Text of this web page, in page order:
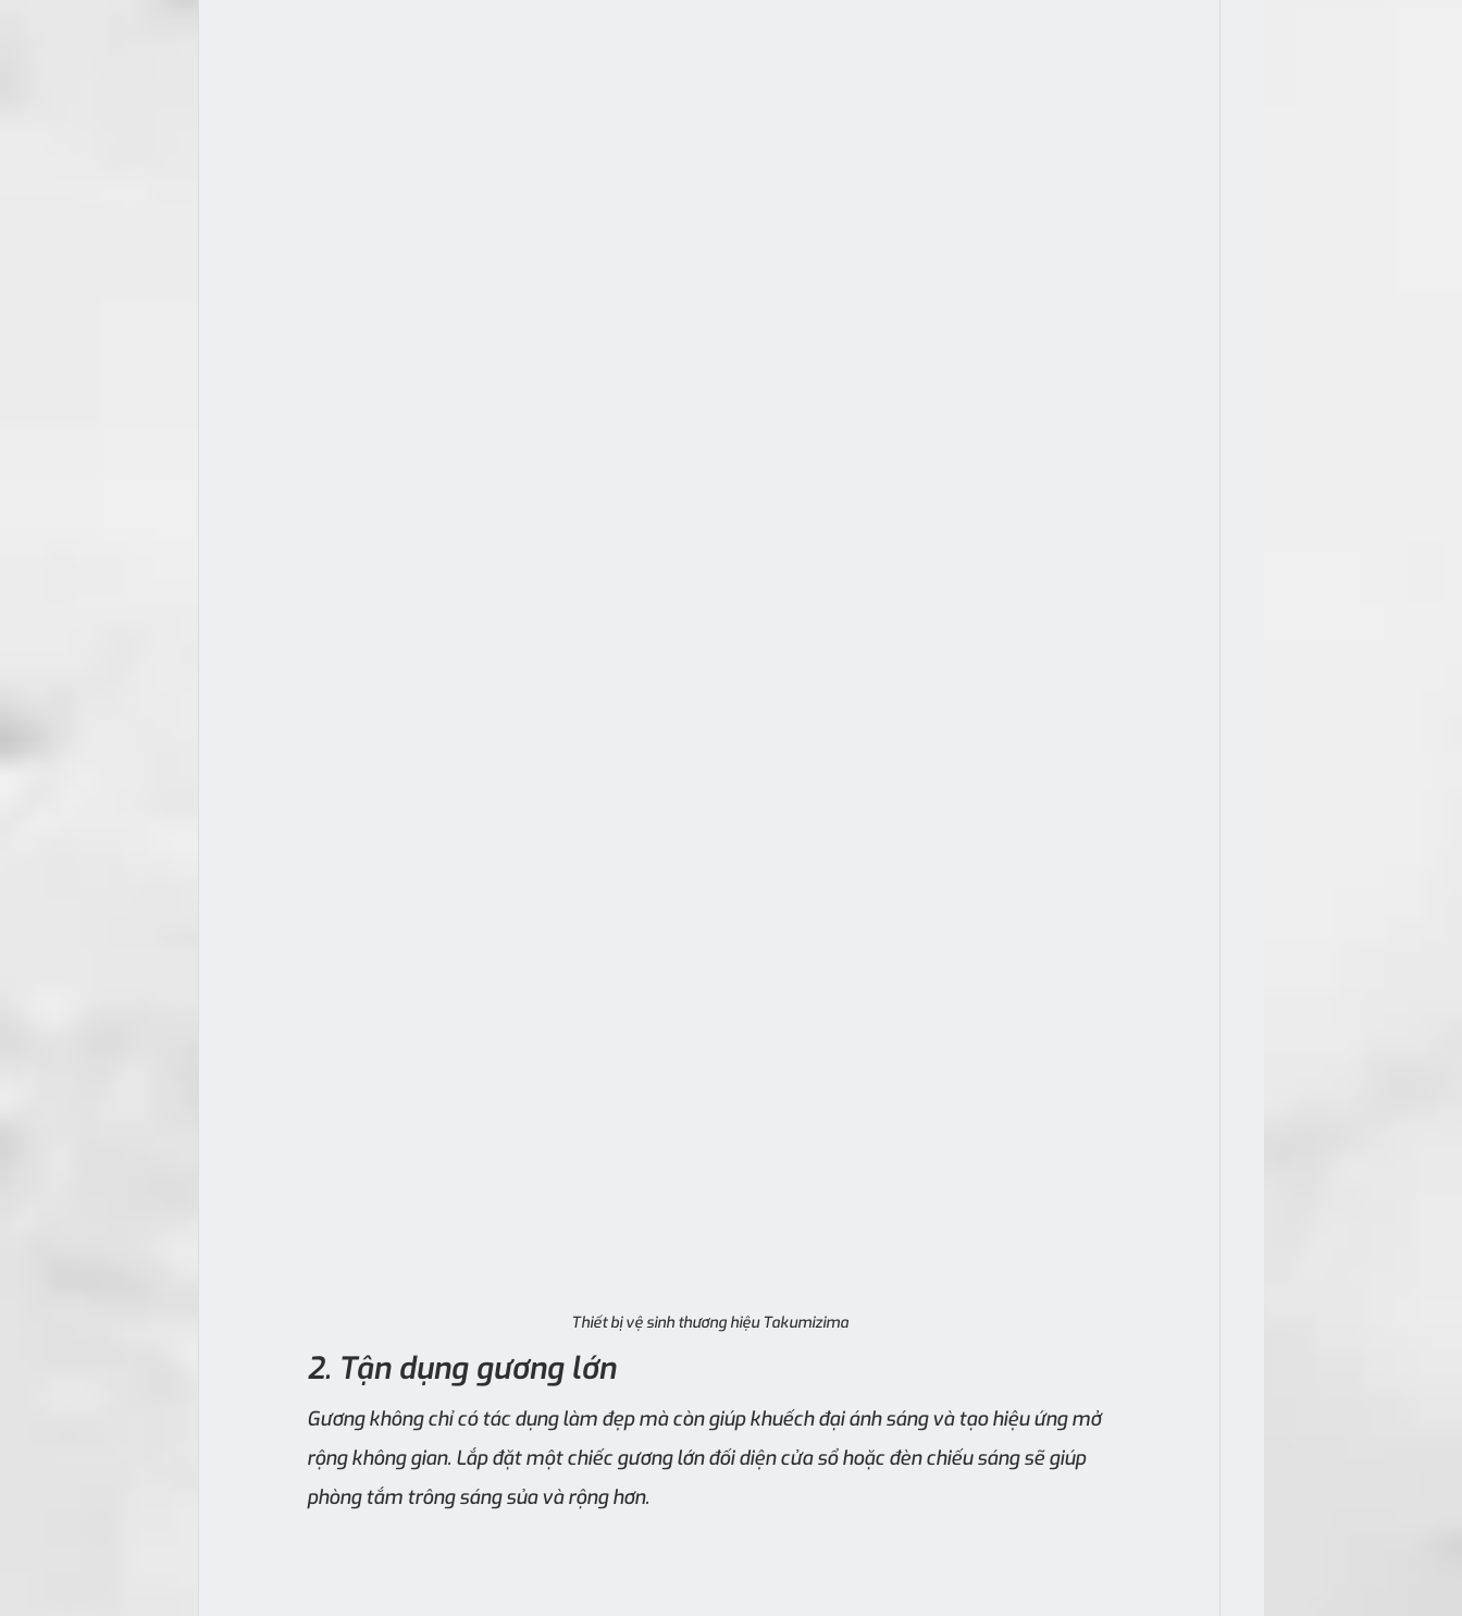
Thiết bị vệ sinh thương hiệu Takumizima
2. Tận dụng gương lớn
Gương không chỉ có tác dụng làm đẹp mà còn giúp khuếch đại ánh sáng và tạo hiệu ứng mở
rộng không gian. Lắp đặt một chiếc gương lớn đối diện cửa sổ hoặc đèn chiếu sáng sẽ giúp
phòng tắm trông sáng sủa và rộng hơn.